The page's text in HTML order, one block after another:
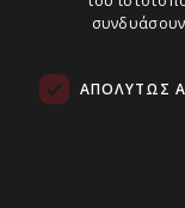
ΑΠΟΛΎΤΩΣ